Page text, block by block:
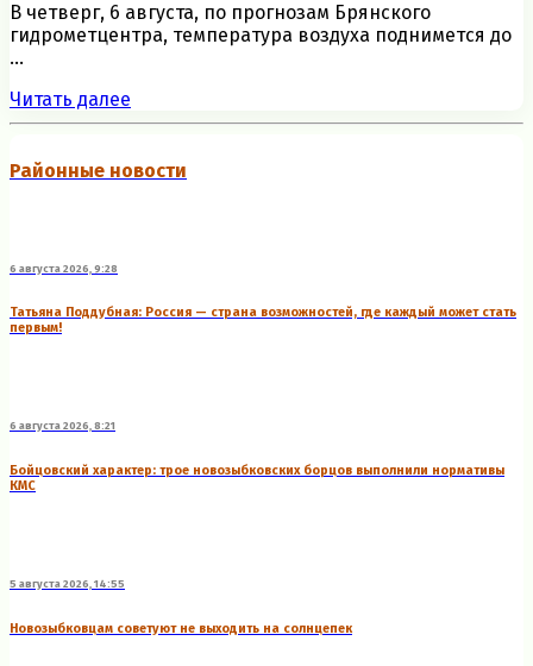
В четверг, 6 августа, по прогнозам Брянского
гидрометцентра, температура воздуха поднимется до
...
Читать далее
Районные новости
6 августа 2026, 9:28
Татьяна Поддубная: Россия — страна возможностей, где каждый может стать
первым!
6 августа 2026, 8:21
Бойцовский характер: трое новозыбковских борцов выполнили нормативы
КМС
5 августа 2026, 14:55
Новозыбковцам советуют не выходить на солнцепек